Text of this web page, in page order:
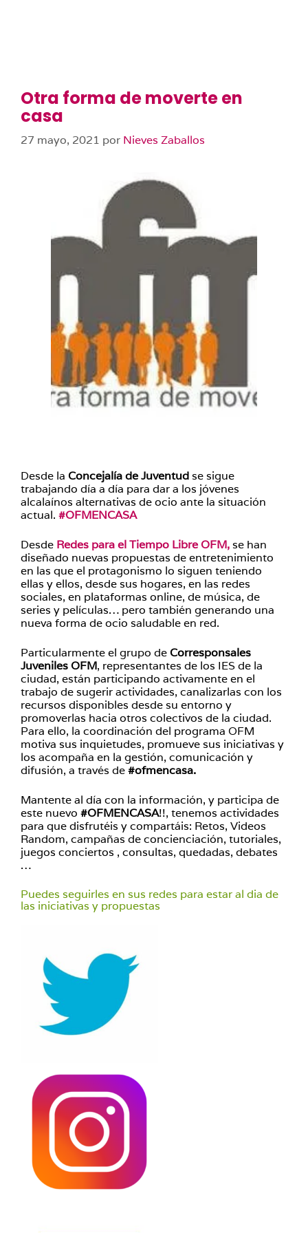
Otra forma de moverte en
casa
27 mayo, 2021 por Nieves Zaballos
Desde la Concejalía de Juventudse sigue
trabajando día a día para dar a los jóvenes
alcalaínos alternativas de ocio ante la situación
actual. #OFMENCASA
Desde Redes para el Tiempo Libre OFM,se han
diseñado nuevas propuestas de entretenimiento
en las que el protagonismo lo siguen teniendo
ellas y ellos, desde sus hogares, en las redes
sociales, en plataformas online, de música, de
series y películas… pero también generando una
nueva forma de ocio saludable en red.
Particularmente el grupo de Corresponsales
Juveniles OFM, representantes de los IES de la
ciudad, están participando activamente en el
trabajo de sugerir actividades, canalizarlas con los
recursos disponibles desde su entorno y
promoverlas hacia otros colectivos de la ciudad.
Para ello, la coordinación del programa OFM
motiva sus inquietudes, promueve sus iniciativas y
los acompaña en la gestión, comunicación y
difusión, a través de#ofmencasa.
Mantente al día con la información, y participa de
este nuevo #OFMENCASA!!, tenemos actividades
para que disfrutéis y compartáis: Retos, Videos
Random, campañas de concienciación, tutoriales,
juegos conciertos , consultas, quedadas, debates
…
Puedes seguirles en sus redes para estar al dia de
las iniciativas y propuestas